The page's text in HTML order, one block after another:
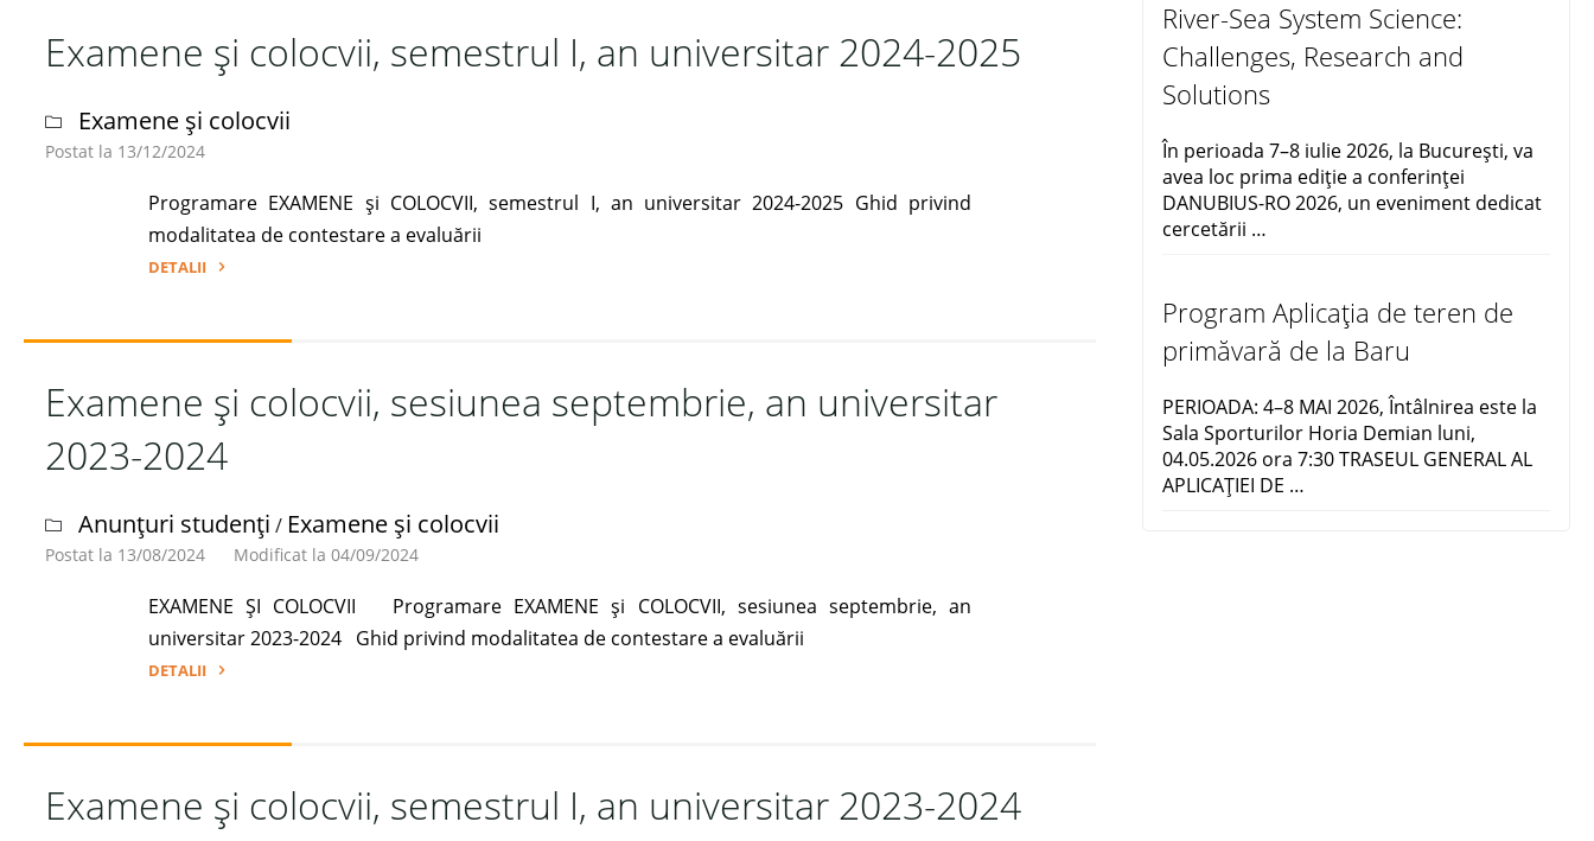
II,
universitar
2024-
2025"
Examene și colocvii, semestrul I, an universitar 2024-2025
Examene și colocvii
Postat la 13/12/2024
Programare EXAMENE și COLOCVII, semestrul I, an universitar 2024-2025 Ghid privind
modalitatea de contestare a evaluării
DETALII
I,
an
2024-
Examene și colocvii, sesiunea septembrie, an universitar
2023-2024
Anunțuri studenți / Examene și colocvii
Postat la 13/08/2024 Modificat la 04/09/2024
EXAMENE ȘI COLOCVII Programare EXAMENE și COLOCVII, sesiunea septembrie, an
universitar 2023-2024 Ghid privind modalitatea de contestare a evaluării
DETALII
septembrie,
Examene și colocvii, semestrul I, an universitar 2023-2024
River-Sea System Science:
Challenges, Research and
Solutions
În perioada 7–8 iulie 2026, la București, va
avea loc prima ediție a conferinței
DANUBIUS-RO 2026, un eveniment dedicat
cercetării …
Program Aplicația de teren de
primăvară de la Baru
PERIOADA: 4–8 MAI 2026, Întâlnirea este la
Sala Sporturilor Horia Demian luni,
04.05.2026 ora 7:30 TRASEUL GENERAL AL
APLICAŢIEI DE …